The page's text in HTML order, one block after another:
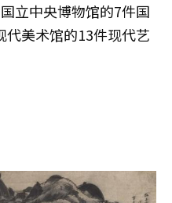
立中央博物馆的7件国
代美术馆的13件现代艺